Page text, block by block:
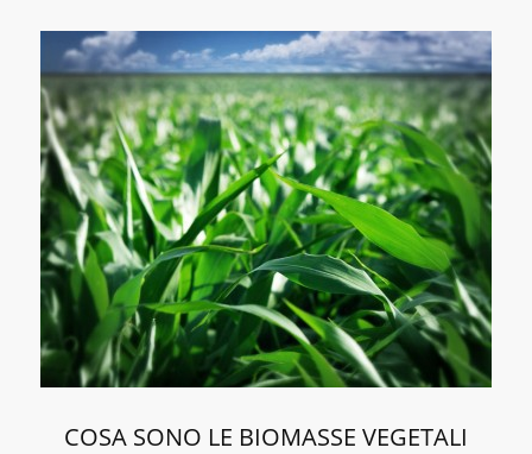
COSA SONO LE BIOMASSE VEGETALI